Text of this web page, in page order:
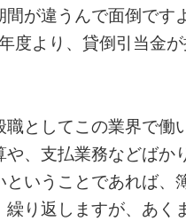
が違うんで面倒です
度より、貸倒引当金
としてこの業界で働
、支払業務などばか
いうことであれば、
り返しますが、あく